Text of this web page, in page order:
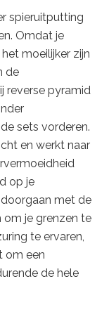
spieruitputting
Omdat je
moeilijker zijn
de
reverse pyramid
sets vorderen.
en werkt naar
op je
met de
om je grenzen te
te ervaren,
om een
de hele